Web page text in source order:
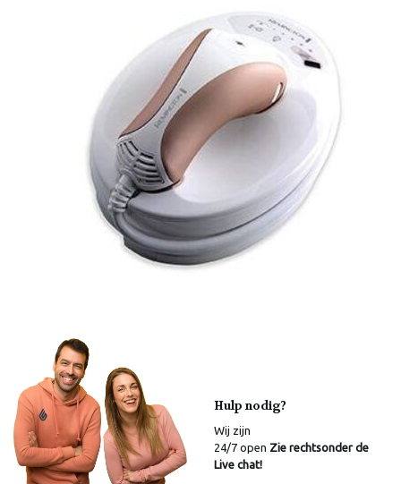
Hulp nodig?
Wij zijn
24/7 open Zie rechtsonder de
Live chat!